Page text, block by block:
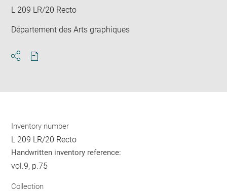
L 209 LR/20 Recto
Département des Arts graphiques
Inventory number
L 209 LR/20 Recto
Handwritten inventory reference:
vol.9, p.75
Collection